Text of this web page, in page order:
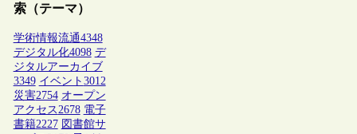
索（テーマ）
学術情報流通4348
デジタル化4098 デ
ジタルアーカイブ
3349 イベント 3012
災害2754 オープン
アクセス 2678 電子
書籍2227 図書館サ